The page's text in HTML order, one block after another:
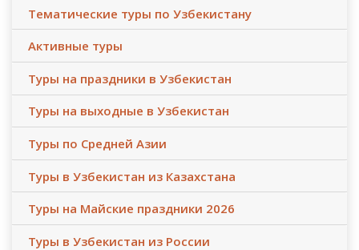
Тематические туры по Узбекистану
Активные туры
Туры на праздники в Узбекистан
Туры на выходные в Узбекистан
Туры по Средней Азии
Туры в Узбекистан из Казахстана
Туры на Майские праздники 2026
Туры в Узбекистан из России